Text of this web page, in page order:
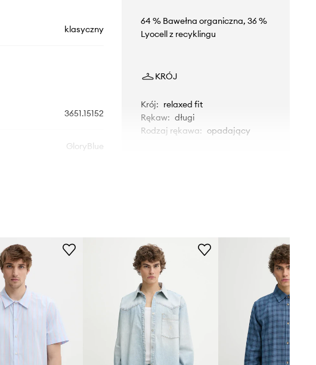
klasyczny
3651.15152
GloryBlue
64 % Bawełna organiczna, 36 %
Lyocell z recyklingu
KRÓJ
Krój: relaxed fit
Rękaw: długi
Rodzaj rękawa: opadający
Zalecamy wybór rozmiaru, jaki nosisz
zazwyczaj.
Tabela rozmiarów